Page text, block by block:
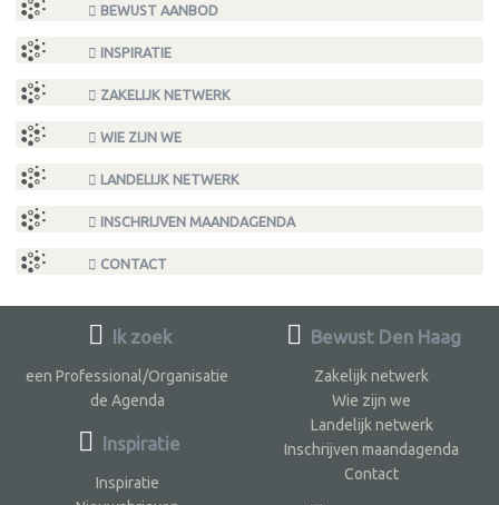
BEWUST AANBOD
INSPIRATIE
ZAKELIJK NETWERK
WIE ZIJN WE
LANDELIJK NETWERK
INSCHRIJVEN MAANDAGENDA
CONTACT
Ik zoek
een Professional/Organisatie
de Agenda
Inspiratie
Inspiratie
Bewust Den Haag
Zakelijk netwerk
Wie zijn we
Landelijk netwerk
Inschrijven maandagenda
Contact